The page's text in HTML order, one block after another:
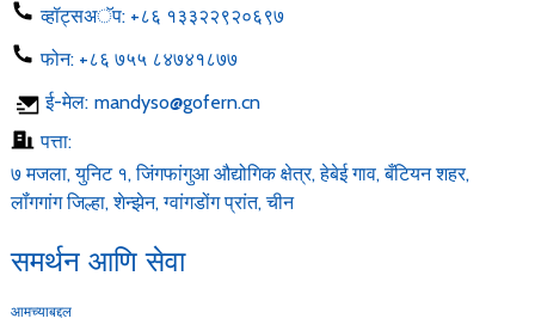
व्हॉट्सअॅप: +८६ १३३२२९२०६९७
फोन: +८६ ७५५ ८४७४१८७७
ई-मेल: mandyso@gofern.cn
पत्ता:
७ मजला, युनिट १, जिंगफांगुआ औद्योगिक क्षेत्र, हेबेई गाव, बँटियन शहर,
लॉंगगांग जिल्हा, शेन्झेन, ग्वांगडोंग प्रांत, चीन
समर्थन आणि सेवा
आमच्याबद्दल